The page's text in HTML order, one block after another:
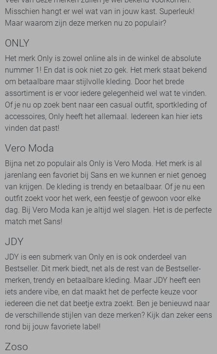
Misschien hangt er wel wat van in jouw kast. Superleuk!
Maar waarom zijn deze merken nu zo populair?
ONLY
Het merk Only is zowel online als in de winkel de absolute
nummer 1! En dat is ook niet zo gek. Het merk staat bekend
om betaalbare maar stijlvolle kleding. Door het brede
assortiment is er voor iedere gelegenheid wel wat te vinden.
Of je nu op zoek bent naar een casual outfit, sportkleding of
accessoires, Only heeft het allemaal. Iedereen kan hier iets
vinden dat past!
Vero Moda
Bijna net zo populair als Only is Vero Moda. Het merk is al
jarenlang een favoriet bij Sans en we kunnen er niet genoeg
van krijgen. De kleding is trendy en betaalbaar. Of je nu een
outfit zoekt voor het werk, een feestje of gewoon voor elke
dag. Bij Vero Moda kan je altijd wel slagen. Het is de perfecte
match met Sans!
JDY
JDY is een submerk van Only en is ook onderdeel van
Bestseller. Dit merk biedt, net als de rest van de Bestseller-
merken, trendy en betaalbare kleding. Maar JDY heeft een
iets andere vibe, en dat maakt het de perfecte keuze voor
iedereen die net dat beetje extra zoekt. Ben je benieuwd naar
de verschillende stijlen van deze merken? Kijk dan zeker eens
rond bij jouw favoriete label!
Zoso